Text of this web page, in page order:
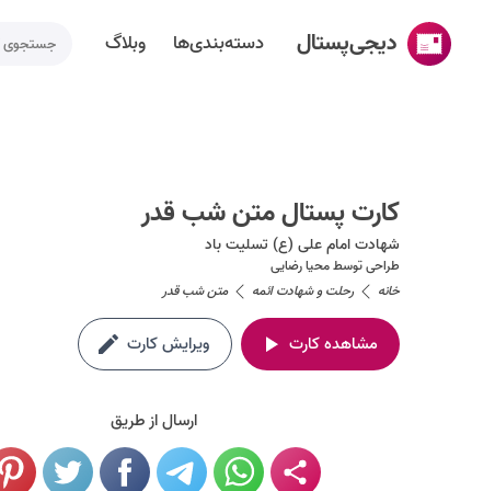
دیجی‌پستال دسته‌بندی‌ها وبلاگ
دسته‌بندی‌ها
تقویم مناسبت ها
کارت پستال متن شب قدر
شهادت امام علی (ع) تسلیت باد
طراحی توسطمحیا رضایی
خانه
رحلت و شهادت ائمه متن شب قدر
مشاهده کارت ویرایش کارت
ارسال از طریق